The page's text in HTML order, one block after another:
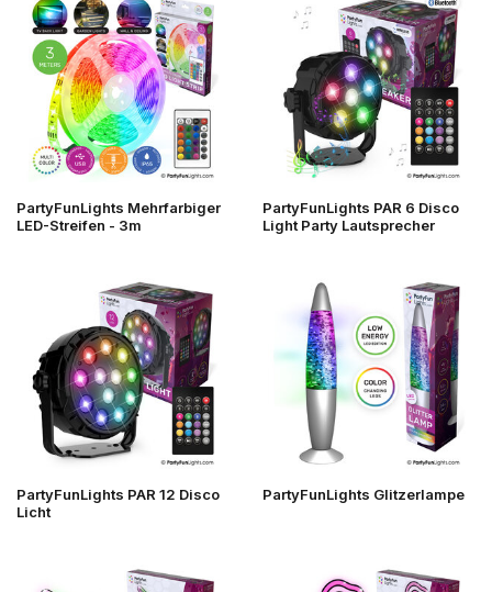
PartyFunLights Mehrfarbiger
LED-Streifen - 3m
PartyFunLights PAR 6 Disco
Light Party Lautsprecher
PartyFunLights PAR 12 Disco
Licht
PartyFunLights Glitzerlampe